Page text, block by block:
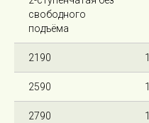
свободного
подъёма
2190
2590
2790